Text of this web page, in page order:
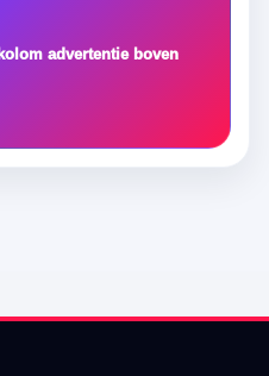
advertentie boven